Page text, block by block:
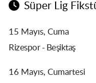
Süper Lig
15 Mayıs, Cuma
Rizespor - Beşiktaş
16 Mayıs, Cumartesi